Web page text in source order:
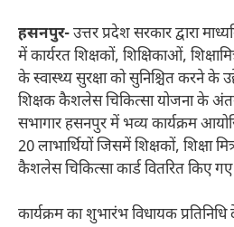
हसनपुर-उत्तर प्रदेश सरकार द्वारा
में कार्यरत शिक्षकों, शिक्षिकाओं,
के स्वास्थ्य सुरक्षा को सुनिश्चित करने के
शिक्षक कैशलेस चिकित्सा योजना के
सभागार हसनपुर में भव्य कार्यक्रम
20 लाभार्थियों जिसमें शिक्षकों, शिक्षा
कैशलेस चिकित्सा कार्ड वितरित किए
कार्यक्रम का शुभारंभ विधायक